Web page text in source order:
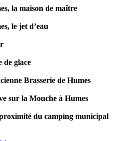
la maison de maître
le jet d’eau
de glace
Brasserie de Humes
sur la Mouche à Humes
du camping municipal